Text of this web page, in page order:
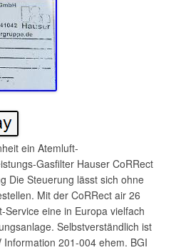
ein Atemluft-
Gasfilter Hauser CoRRect
Die Steuerung lässt sich ohne
Mit der CoRRect air 26
Service eine in Europa vielfach
Selbstverständlich ist
201-004 ehem. BGI